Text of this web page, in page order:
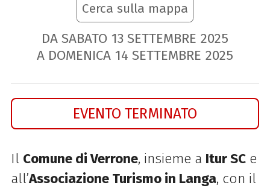
Cerca sulla mappa
DA SABATO 13 SETTEMBRE 2025
A DOMENICA 14 SETTEMBRE 2025
EVENTO TERMINATO
Il Comune di Verrone, insieme a Itur SCe
all’Associazione Turismo in Langa, con il